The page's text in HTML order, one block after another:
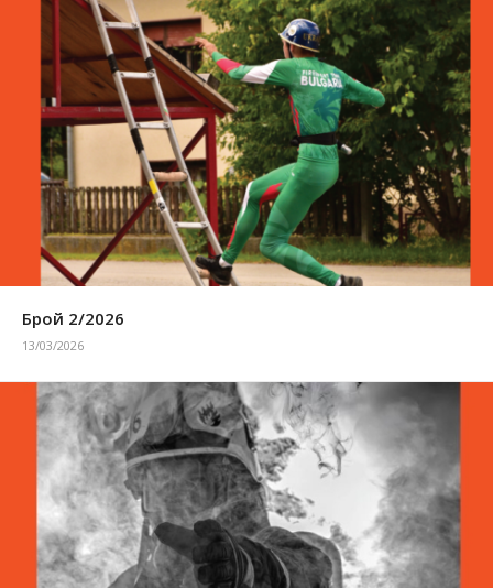
Брой 2/2026
13/03/2026